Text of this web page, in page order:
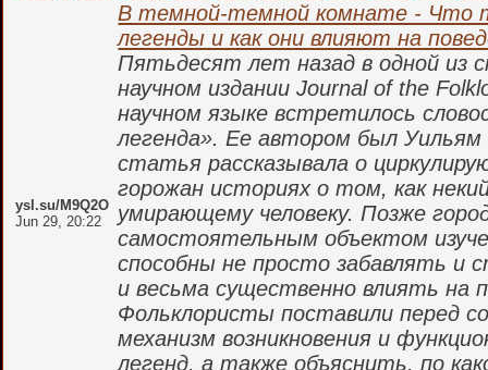
ysl.su/M9Q2O
Jun 29, 20:22
В темной-темной комнате - Что
легенды и как они влияют на
Пятьдесят лет назад в одной из
научном издании Journal of the
научном языке встретилось
легенда». Ее автором был
статья рассказывала о
горожан историях о том, как
умирающему человеку. Позже
самостоятельным объектом
способны не просто забавлять
и весьма существенно влиять на
Фольклористы поставили перед
механизм возникновения и
легенд, а также объяснить, по